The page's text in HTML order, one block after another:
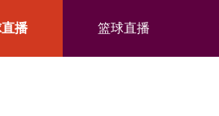
播 篮球直播